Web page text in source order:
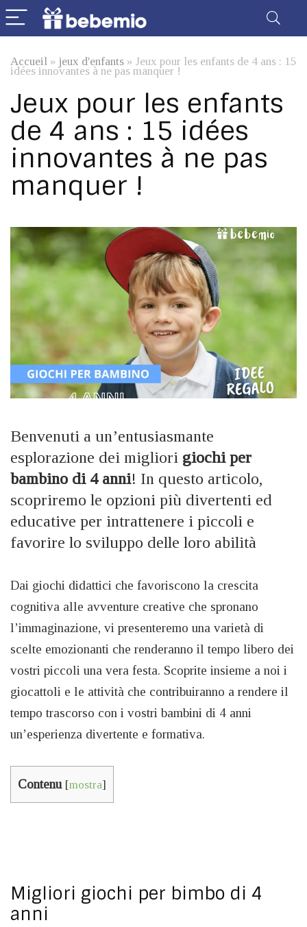
Accueil » jeux d'enfants » Jeux pour les enfants de 4 ans : 15
idées innovantes à ne pas manquer !
Jeux pour les enfants
de 4 ans : 15 idées
innovantes à ne pas
manquer !
Benvenuti a un’entusiasmante
esplorazione dei migliori giochi per
bambino di 4 anni! In questo articolo,
scopriremo le opzioni più divertenti ed
educative per intrattenere i piccoli e
favorire lo sviluppo delle loro abilità
Dai giochi didattici che favoriscono la crescita
cognitiva alle avventure creative che spronano
l’immaginazione, vi presenteremo una varietà di
scelte emozionanti che renderanno il tempo libero dei
vostri piccoli una vera festa. Scoprite insieme a noi i
giocattoli e le attività che contribuiranno a rendere il
tempo trascorso con i vostri bambini di 4 anni
un’esperienza divertente e formativa.
Contenu [mostra]
Migliori giochi per bimbo di 4
anni